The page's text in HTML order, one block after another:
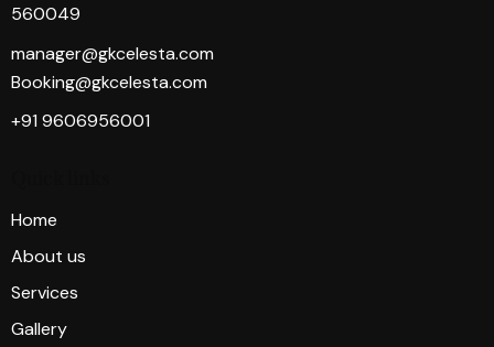
560049
manager@gkcelesta.com
Booking@gkcelesta.com
+91 9606956001
Home
About us
Services
Gallery